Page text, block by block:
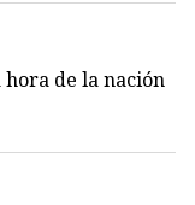
de la nación